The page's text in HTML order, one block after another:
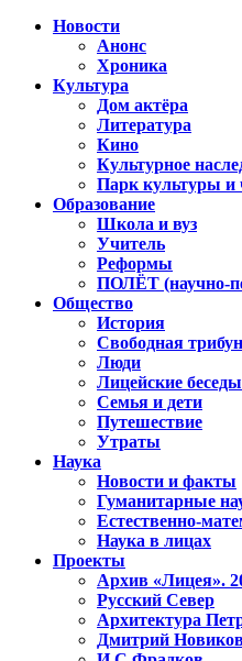
Новости
Анонс
Хроника
Культура
Дом актёра
Литература
Кино
Культурное
Парк культуры и
Образование
Школа и вуз
Учитель
Реформы
ПОЛЁТ (научно-
Общество
История
Свободная
Люди
Лицейские беседы
Семья и дети
Путешествие
Утраты
Наука
Новости и факты
Гуманитарные
Естественно-
Наука в лицах
Проекты
Архив «Лицея».
Русский Север
Архитектура
Дмитрий